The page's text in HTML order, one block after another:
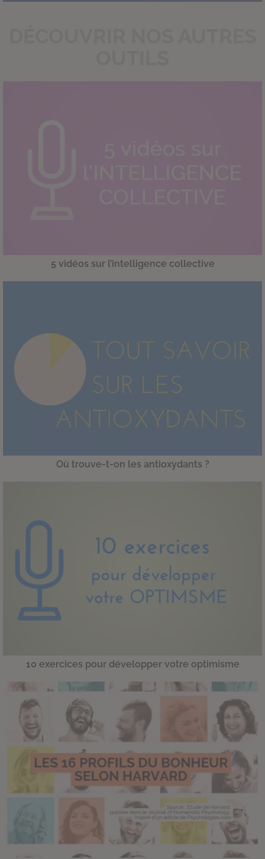
5 vidéos sur l’intelligence collective
Où trouve-t-on les antioxydants ?
10 exercices pour développer votre optimisme